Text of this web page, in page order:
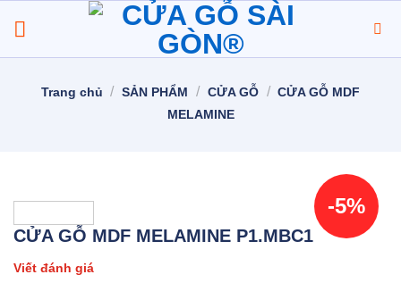
đến
nội
Trang chủ / SẢN PHẨM / CỬA GỖ / CỬA GỖ MDF
MELAMINE
-5%
CỬA GỖ MDF MELAMINE P1.MBC1
Viết đánh giá